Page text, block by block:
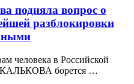
подняла вопрос о
разблокировки
человека в Российской
борется …